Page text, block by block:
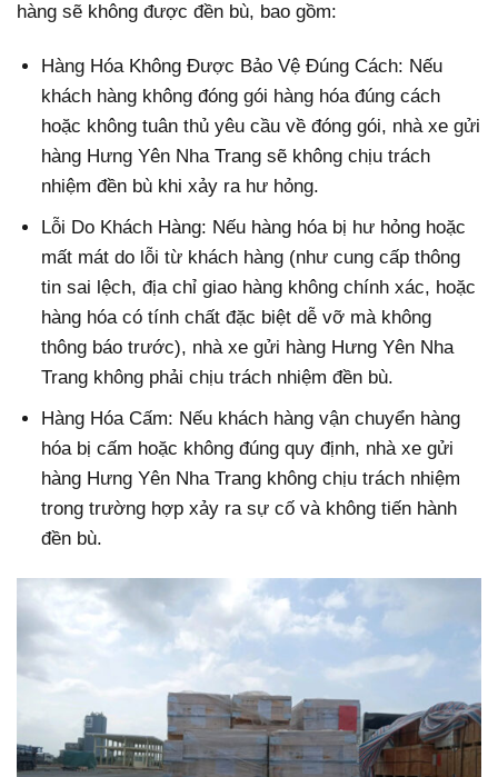
hàng sẽ không được đền bù, bao gồm:
Hàng Hóa Không Được Bảo Vệ Đúng Cách: Nếu
khách hàng không đóng gói hàng hóa đúng cách
hoặc không tuân thủ yêu cầu về đóng gói, nhà xe gửi
hàng Hưng Yên Nha Trang sẽ không chịu trách
nhiệm đền bù khi xảy ra hư hỏng.
Lỗi Do Khách Hàng: Nếu hàng hóa bị hư hỏng hoặc
mất mát do lỗi từ khách hàng (như cung cấp thông
tin sai lệch, địa chỉ giao hàng không chính xác, hoặc
hàng hóa có tính chất đặc biệt dễ vỡ mà không
thông báo trước), nhà xe gửi hàng Hưng Yên Nha
Trang không phải chịu trách nhiệm đền bù.
Hàng Hóa Cấm: Nếu khách hàng vận chuyển hàng
hóa bị cấm hoặc không đúng quy định, nhà xe gửi
hàng Hưng Yên Nha Trang không chịu trách nhiệm
trong trường hợp xảy ra sự cố và không tiến hành
đền bù.